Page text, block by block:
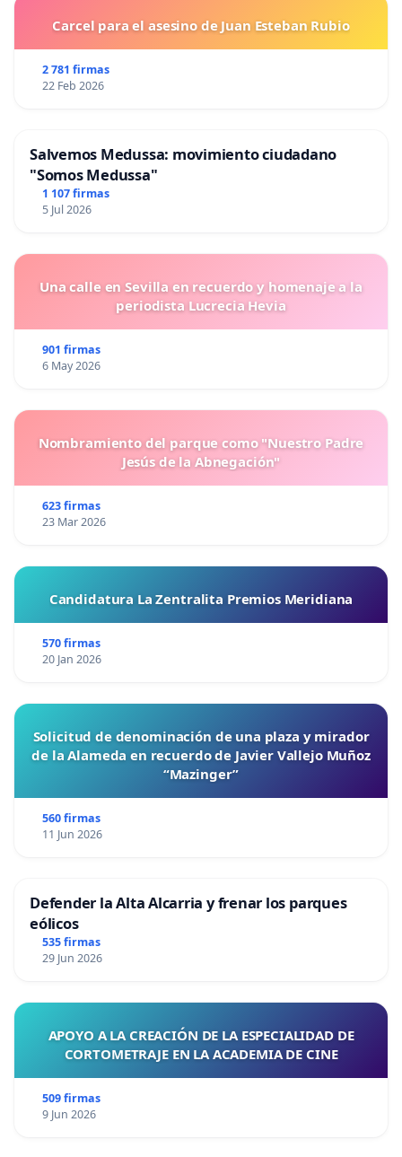
Carcel para el asesino de Juan Esteban Rubio
2 781 firmas
22 Feb 2026
Salvemos Medussa: movimiento ciudadano
"Somos Medussa"
1 107 firmas
5 Jul 2026
Una calle en Sevilla en recuerdo y homenaje a la
periodista Lucrecia Hevia
901 firmas
6 May 2026
Nombramiento del parque como "Nuestro Padre
Jesús de la Abnegación"
623 firmas
23 Mar 2026
Candidatura La Zentralita Premios Meridiana
570 firmas
20 Jan 2026
Solicitud de denominación de una plaza y mirador
de la Alameda en recuerdo de Javier Vallejo Muñoz
“Mazinger”
560 firmas
11 Jun 2026
Defender la Alta Alcarria y frenar los parques
eólicos
535 firmas
29 Jun 2026
APOYO A LA CREACIÓN DE LA ESPECIALIDAD DE
CORTOMETRAJE EN LA ACADEMIA DE CINE
509 firmas
9 Jun 2026